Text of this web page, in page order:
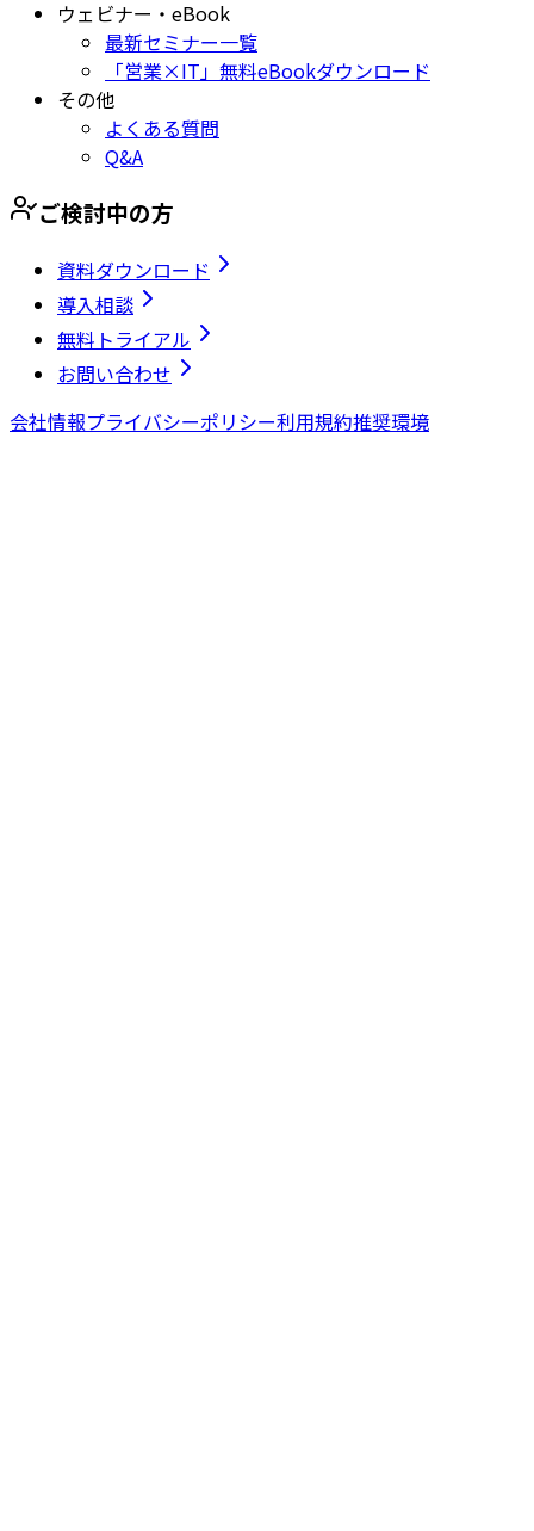
ウェビナー・eBook
最新セミナー一覧
「営業×IT」無料eBookダウンロード
その他
よくある質問
Q&A
ご検討中の方
資料ダウンロード
導入相談
無料トライアル
お問い合わせ
会社情報プライバシーポリシー利用規約推奨環境